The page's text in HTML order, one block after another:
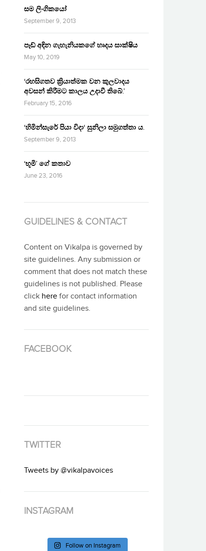
සම ලිංගිකයෝ
September 9, 2013
පෑඩ් අඳින ගැහැනියකගේ හෘදය සාක්ෂිය
May 10, 2019
‘රහසිගතව ක්‍රියාත්මක වන කුලවාදය
අවසන් කිරීමට කාලය උදාවී තිබේ.’
February 15, 2016
‘හිමින්සැරේ පියා විදා‘ සුනිලා සමුගත්තා ය.
September 9, 2013
‘භූමි’ ගේ කතාව
June 23, 2016
GUIDELINES & CONTACT
Content on Vikalpa is governed by
site guidelines. Any submission or
comment that does not match these
guidelines is not published. Please
click here for contact information
and site guidelines.
FACEBOOK
TWITTER
Tweets by @vikalpavoices
INSTAGRAM
Follow on Instagram